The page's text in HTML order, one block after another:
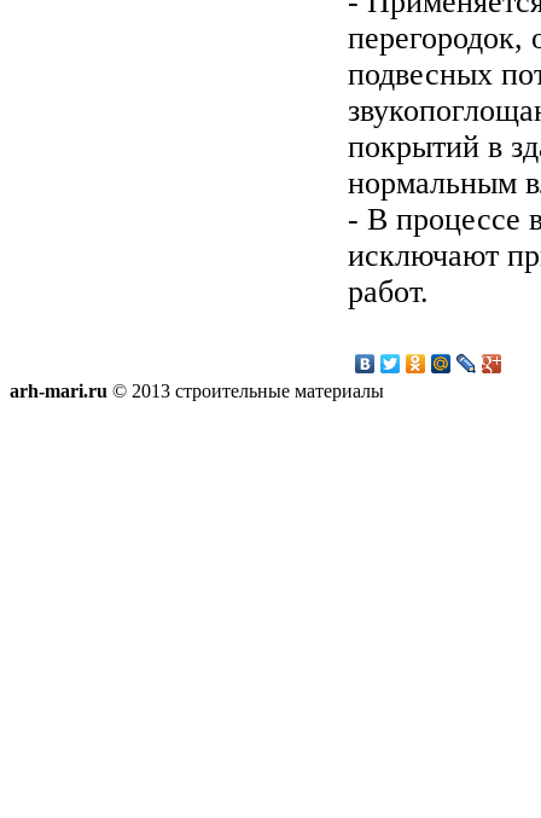
перегородок,
подвесных
покрытий в
нормальным
- В процессе
исключают
работ.
arh-mari.ru © 2013 строительные материалы